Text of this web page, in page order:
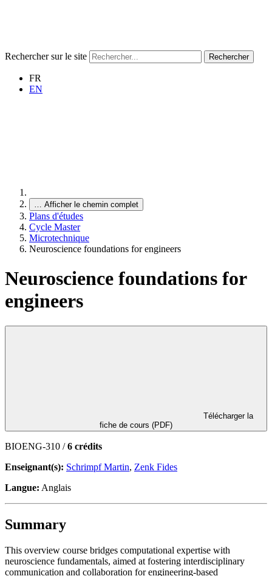
Rechercher sur le site Rechercher
FR
EN
… Afficher le chemin complet
Plans d'études
Cycle Master
Microtechnique
Neuroscience foundations for engineers
Neuroscience foundations for
engineers
fiche de cours (PDF)
BIOENG-310 /6 crédits
Enseignant(s): Schrimpf Martin, Zenk Fides
Langue: Anglais
Summary
This overview course bridges computational expertise with
neuroscience fundamentals, aimed at fostering interdisciplinary
communication and collaboration for engineering-based